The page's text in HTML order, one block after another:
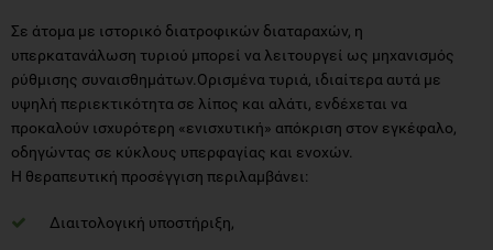
Σε άτομα με ιστορικό διατροφικών διαταραχών, η
υπερκατανάλωση τυριού μπορεί να λειτουργεί ως μηχανισμός
ρύθμισης συναισθημάτων.Ορισμένα τυριά, ιδιαίτερα αυτά με
υψηλή περιεκτικότητα σε λίπος και αλάτι, ενδέχεται να
προκαλούν ισχυρότερη «ενισχυτική» απόκριση στον εγκέφαλο,
οδηγώντας σε κύκλους υπερφαγίας και ενοχών.
Η θεραπευτική προσέγγιση περιλαμβάνει:
Διαιτολογική υποστήριξη,